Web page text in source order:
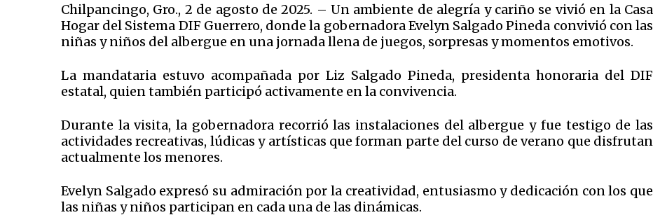
Chilpancingo, Gro., 2 de agosto de 2025. – Un ambiente de alegría y cariño se vivió en la Casa
Hogar del Sistema DIF Guerrero, donde la gobernadora Evelyn Salgado Pineda convivió con las
niñas y niños del albergue en una jornada llena de juegos, sorpresas y momentos emotivos.
La mandataria estuvo acompañada por Liz Salgado Pineda, presidenta honoraria del DIF
estatal, quien también participó activamente en la convivencia.
Durante la visita, la gobernadora recorrió las instalaciones del albergue y fue testigo de las
actividades recreativas, lúdicas y artísticas que forman parte del curso de verano que disfrutan
actualmente los menores.
Evelyn Salgado expresó su admiración por la creatividad, entusiasmo y dedicación con los que
las niñas y niños participan en cada una de las dinámicas.